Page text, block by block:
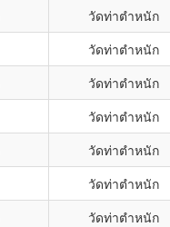
วัดท่าตำหนัก
วัดท่าตำหนัก
วัดท่าตำหนัก
วัดท่าตำหนัก
วัดท่าตำหนัก
วัดท่าตำหนัก
วัดท่าตำหนัก